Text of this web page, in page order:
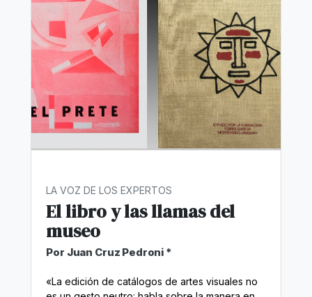
LA VOZ DE LOS EXPERTOS
El libro y las llamas del
museo
Por Juan Cruz Pedroni *
«La edición de catálogos de artes visuales no